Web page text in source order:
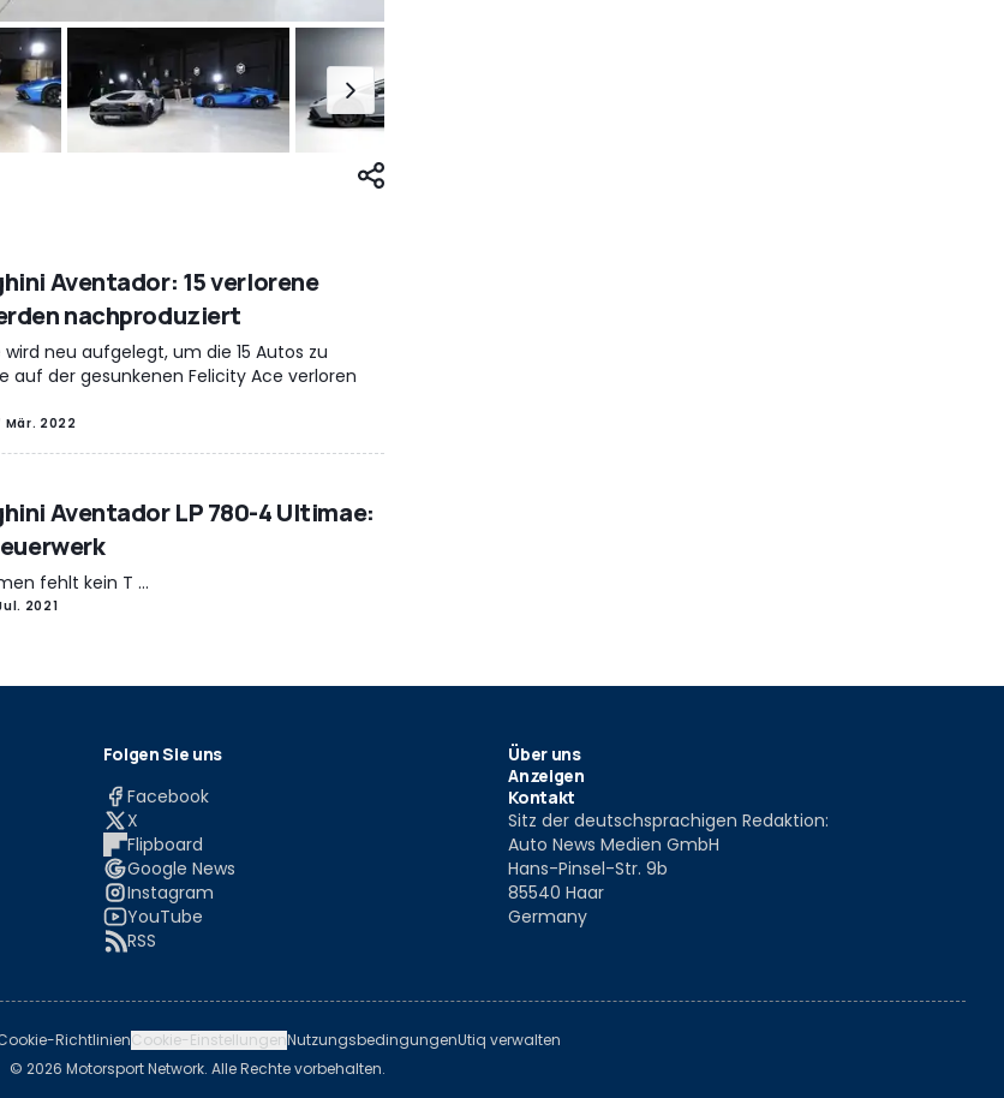
Aventador: 15 verlorene
nachproduziert
neu aufgelegt, um die 15 Autos zu
auf der gesunkenen Felicity Ace verloren
Mär. 2022
Aventador LP 780-4 Ultimae:
fehlt kein T ...
2021
Folgen Sie uns
Facebook
X
Flipboard
Google News
Instagram
YouTube
RSS
Über uns
Anzeigen
Kontakt
Sitz der deutschsprachigen Redaktion:
Auto News Medien GmbH
Hans-Pinsel-Str. 9b
85540 Haar
Germany
RichtlinienCookie-EinstellungenNutzungsbedingungenUtiq verwalten
© 2026 Motorsport Network. Alle Rechte vorbehalten.